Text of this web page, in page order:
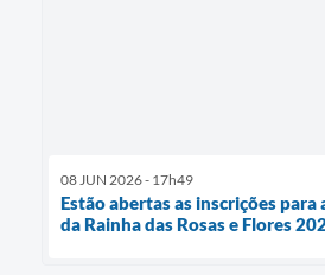
08 JUN 2026 - 17h49
Estão abertas as inscrições para
da Rainha das Rosas e Flores